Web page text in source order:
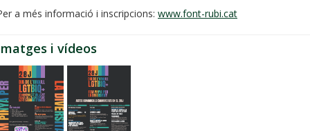
a més informació i inscripcions: www.font-rubi.cat
i vídeos